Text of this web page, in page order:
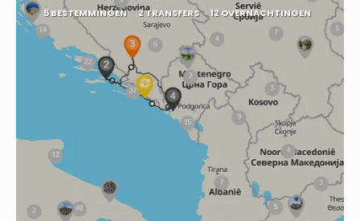
5 BESTEMMINGEN 2 TRANSFERS 12 OVERNACHTINGEN